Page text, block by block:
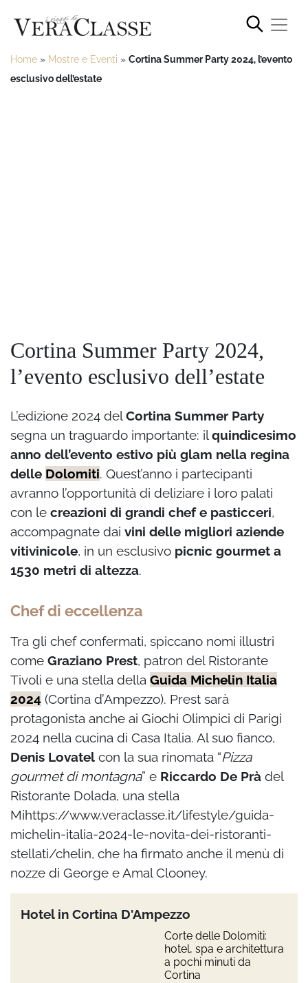
Home » Mostre e Eventi » Cortina Summer Party 2024, l’evento
esclusivo dell’estate
Cortina Summer Party 2024,
l’evento esclusivo dell’estate
L’edizione 2024 delCortina Summer Party
segna un traguardo importante: ilquindicesimo
anno dell’evento estivo più glam nella regina
delle Dolomiti. Quest’anno i partecipanti
avranno l’opportunità di deliziare i loro palati
con le creazioni di grandi chef e pasticceri,
accompagnate dai vini delle migliori aziende
vitivinicole, in un esclusivo picnic gourmet a
1530 metri di altezza.
Chef di eccellenza
Tra gli chef confermati, spiccano nomi illustri
come Graziano Prest, patron del Ristorante
Tivoli e una stella della Guida Michelin Italia
2024 (Cortina d’Ampezzo). Prest sarà
protagonista anche ai Giochi Olimpici di Parigi
2024 nella cucina di Casa Italia. Al suo fianco,
Denis Lovatel con la sua rinomata “Pizza
gourmet di montagna” e Riccardo De Prà del
Ristorante Dolada, una stella
Mihttps://www.veraclasse.it/lifestyle/guida-
michelin-italia-2024-le-novita-dei-ristoranti-
stellati/chelin, che ha firmato anche il menù di
nozze di George e Amal Clooney.
Hotel in Cortina D'Ampezzo
Corte delle Dolomiti:
hotel, spa e architettura
a pochi minuti da
Cortina